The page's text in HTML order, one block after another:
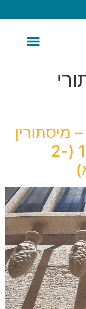
מיסתורין
בעיר… | 12-13.3.22 (2-